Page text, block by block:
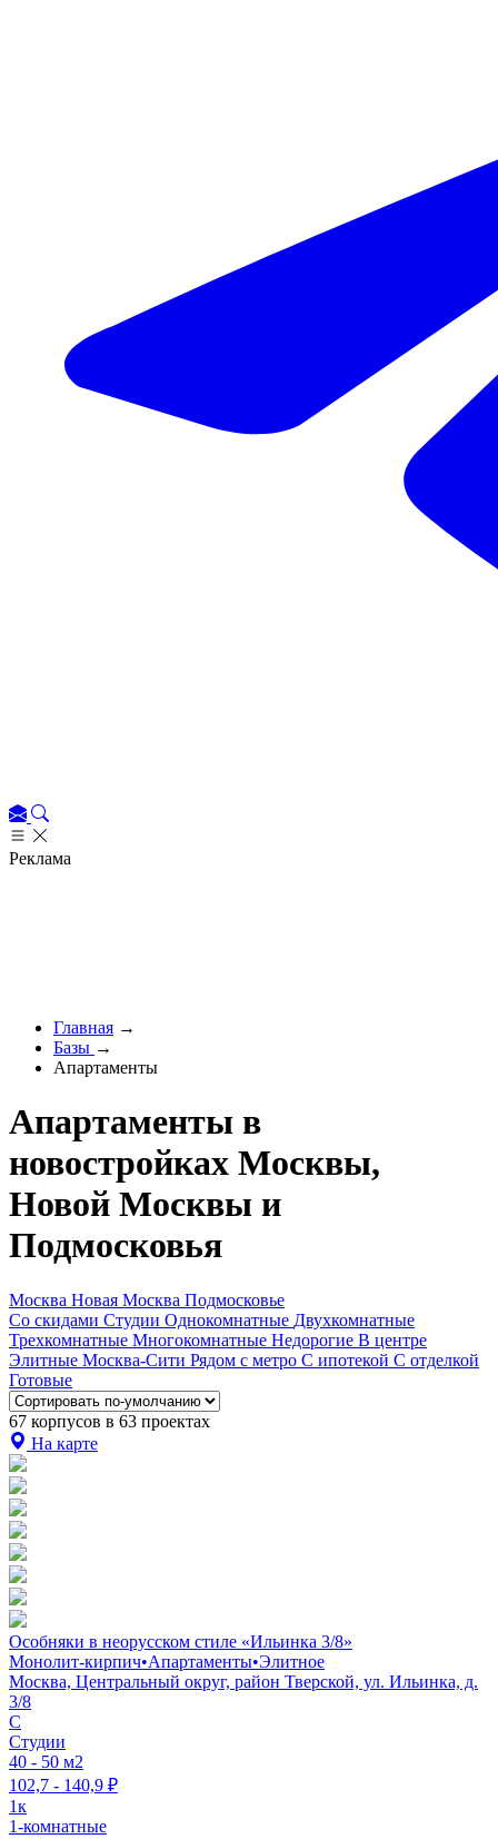
Реклама
Главная →
Базы →
Апартаменты
Апартаменты в
новостройках Москвы,
Новой Москвы и
Подмосковья
Москва Новая Москва Подмосковье
Со скидами Студии Однокомнатные Двухкомнатные
Трехкомнатные Многокомнатные Недорогие В центре
Элитные Москва-Сити Рядом с метро С ипотекой С отделкой
Готовые
67 корпусов в 63 проектах
На карте
Особняки в неорусском стиле «Ильинка 3/8»
Монолит-кирпич•Апартаменты•Элитное
Москва, Центральный округ, район Тверской, ул. Ильинка, д.
3/8
C
Студии
40 - 50 м2
102,7 - 140,9 ₽
1к
1-комнатные